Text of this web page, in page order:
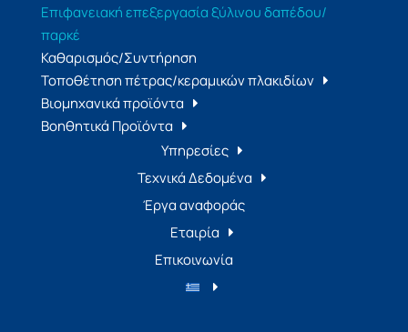
Επιφανειακή επεξεργασία ξύλινου δαπέδου/
παρκέ
Καθαρισμός/Συντήρηση
Τοποθέτηση πέτρας/κεραμικών πλακιδίων
Βιομηχανικά προϊόντα
Βοηθητικά Προϊόντα
Υπηρεσίες
Τεχνικά Δεδομένα
Έργα αναφοράς
Εταιρία
Επικοινωνία